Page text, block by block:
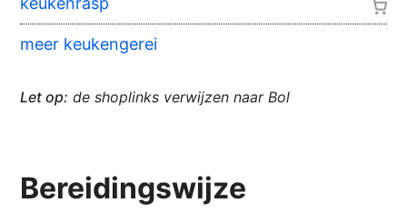
meer keukengerei
Let op: de shoplinks verwijzen naar Bol
Bereidingswijze